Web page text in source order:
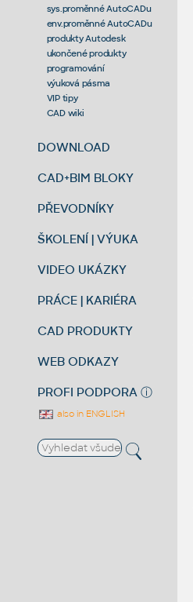
sys.proměnné AutoCADu
env.proměnné AutoCADu
produkty Autodesk
ukončené produkty
programování
výuková pásma
VIP tipy
CAD wiki
DOWNLOAD
CAD+BIM BLOKY
PŘEVODNÍKY
ŠKOLENÍ | VÝUKA
VIDEO UKÁZKY
PRÁCE | KARIÉRA
CAD PRODUKTY
WEB ODKAZY
PROFI PODPORA ⓘ
also in ENGLISH